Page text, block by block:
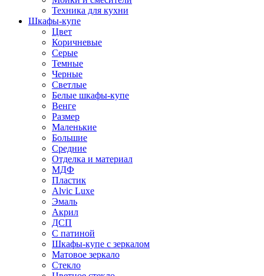
Техника для кухни
Шкафы-купе
Цвет
Коричневые
Серые
Темные
Черные
Светлые
Белые шкафы-купе
Венге
Размер
Маленькие
Большие
Средние
Отделка и материал
МДФ
Пластик
Alvic Luxe
Эмаль
Акрил
ДСП
С патиной
Шкафы-купе с зеркалом
Матовое зеркало
Стекло